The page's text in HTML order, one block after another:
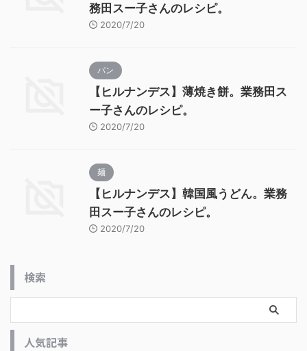
務田スー子さんのレシピ。
2020/7/20
パン
【ヒルナンデス】薄焼き餅。業務田ス
ー子さんのレシピ。
2020/7/20
麺
【ヒルナンデス】韓国風うどん。業務
田スー子さんのレシピ。
2020/7/20
検索
人気記事